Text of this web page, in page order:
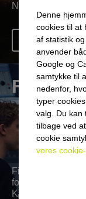
Naviair.
Læs mere
Find oplysninger
former for
Kastrup.
Denne
cookies til at
af statistik
anvender
Google og
samtykke til
nedenfor,
typer
valg. Du kan
tilbage ved
cookie
vores